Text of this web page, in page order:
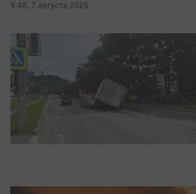
9:48, 7 августа 2026